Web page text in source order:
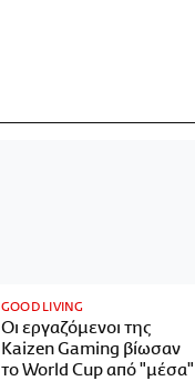
GOOD LIVING
Οι εργαζόμενοι της
Kaizen Gaming βίωσαν
το World Cup από "μέσα"